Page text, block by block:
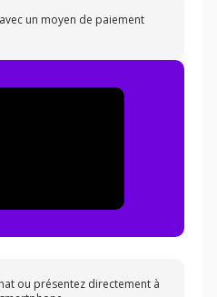
un moyen de paiement
ou présentez directement à